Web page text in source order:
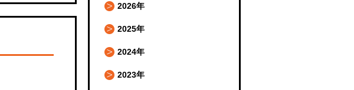
2026年
2025年
2024年
2023年